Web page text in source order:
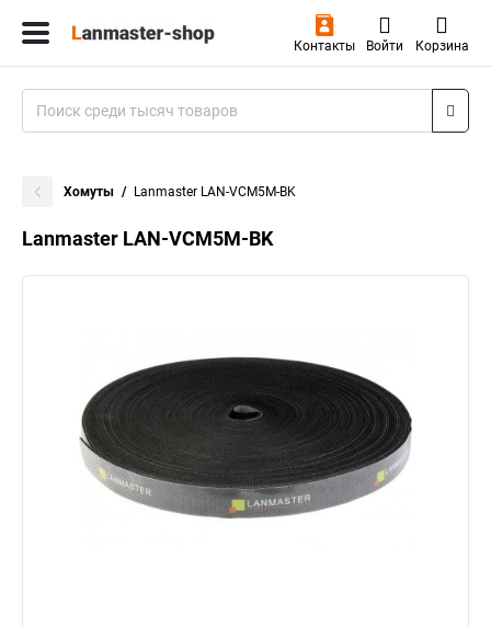
Контакты Войти Корзина
Хомуты Lanmaster LAN-VCM5M-BK
Lanmaster LAN-VCM5M-BK